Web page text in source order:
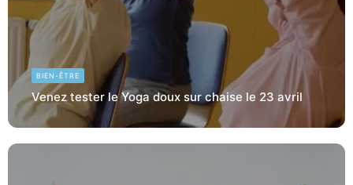
BIEN-ÊTRE
Venez tester le Yoga doux sur chaise le 23 avril